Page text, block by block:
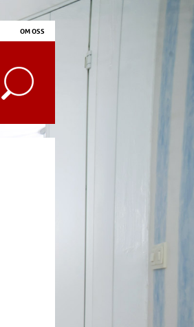
OM OSS